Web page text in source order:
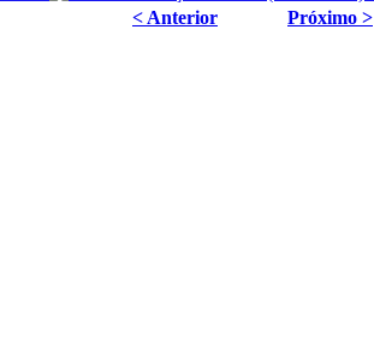
< Anterior Próximo >